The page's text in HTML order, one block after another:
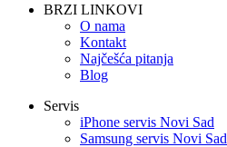
BRZI LINKOVI
O nama
Kontakt
Najčešća pitanja
Blog
Servis
iPhone servis Novi Sad
Samsung servis Novi Sad